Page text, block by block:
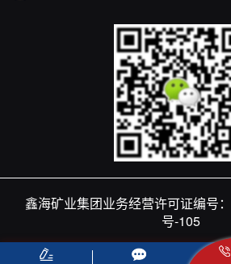
鑫海矿业集团业务经营许可证编号：
号-105